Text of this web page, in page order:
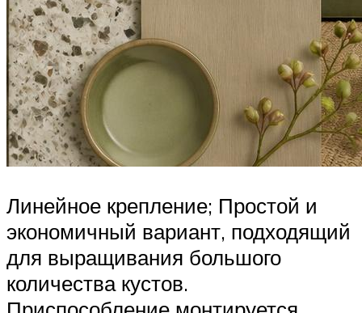
Линейное крепление; Простой и
экономичный вариант, подходящий
для выращивания большого
количества кустов.